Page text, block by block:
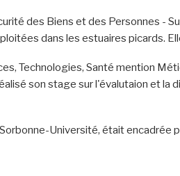
des Biens et des Personnes -
dans les estuaires picards.
Technologies, Santé mention
son stage sur l'évalutaion et la
Université, était